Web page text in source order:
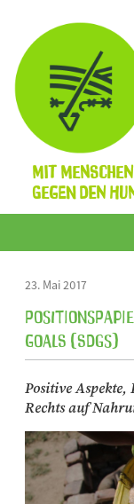
Mit
gegen den
23. Mai 2017
Goals (SDGs)
Positive Aspekte,
Rechts auf